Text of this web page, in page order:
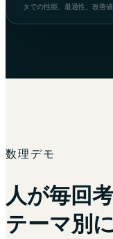
タでの性能、最適性、改善
数理デモ
人が毎回
テーマ別